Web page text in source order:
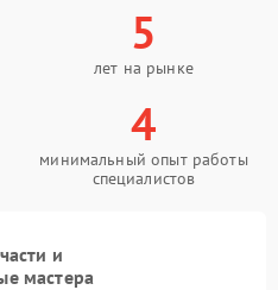
5
лет на рынке
4
минимальный опыт работы
специалистов
и
мастера